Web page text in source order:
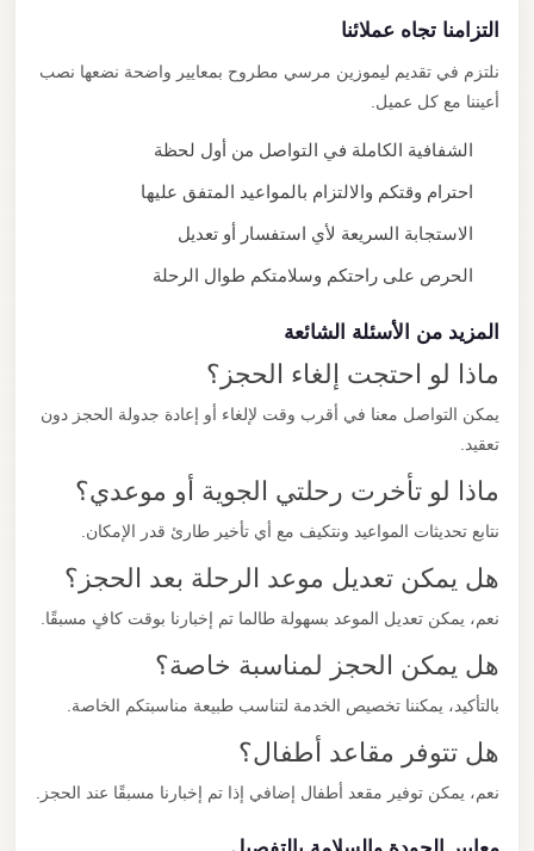
التزامنا تجاه عملائنا
نلتزم في تقديم ليموزين مرسي مطروح بمعايير واضحة نضعها نصب
أعيننا مع كل عميل.
الشفافية الكاملة في التواصل من أول لحظة
احترام وقتكم والالتزام بالمواعيد المتفق عليها
الاستجابة السريعة لأي استفسار أو تعديل
الحرص على راحتكم وسلامتكم طوال الرحلة
المزيد من الأسئلة الشائعة
ماذا لو احتجت إلغاء الحجز؟
يمكن التواصل معنا في أقرب وقت لإلغاء أو إعادة جدولة الحجز دون
تعقيد.
ماذا لو تأخرت رحلتي الجوية أو موعدي؟
نتابع تحديثات المواعيد ونتكيف مع أي تأخير طارئ قدر الإمكان.
هل يمكن تعديل موعد الرحلة بعد الحجز؟
نعم، يمكن تعديل الموعد بسهولة طالما تم إخبارنا بوقت كافٍ مسبقًا.
هل يمكن الحجز لمناسبة خاصة؟
بالتأكيد، يمكننا تخصيص الخدمة لتناسب طبيعة مناسبتكم الخاصة.
هل تتوفر مقاعد أطفال؟
نعم، يمكن توفير مقعد أطفال إضافي إذا تم إخبارنا مسبقًا عند الحجز.